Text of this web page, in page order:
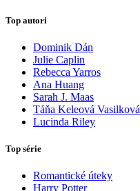
Top autori
Dominik Dán
Julie Caplin
Rebecca Yarros
Ana Huang
Sarah J. Maas
Táňa Keleová Vasilková
Lucinda Riley
Top série
Romantické úteky
Harry Potter